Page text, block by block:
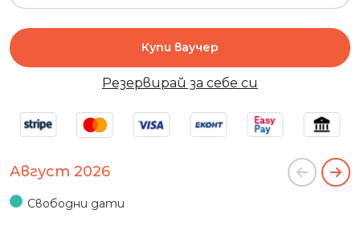
Купи ваучер
Резервирай за себе си
Август 2026
Свободни дати